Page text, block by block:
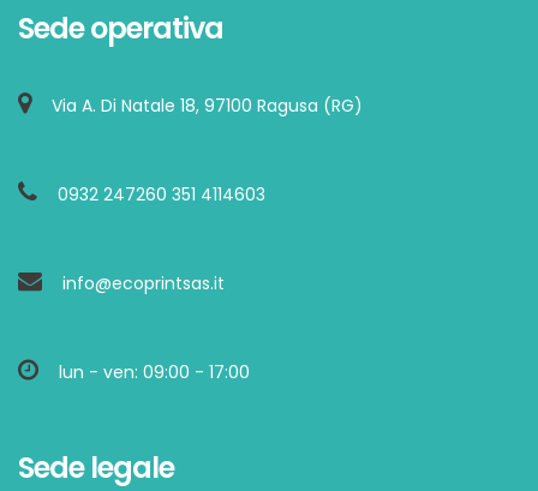
Sede operativa
Via A. Di Natale 18, 97100 Ragusa (RG)
0932 247260 351 4114603
info@ecoprintsas.it
lun - ven: 09:00 - 17:00
Sede legale